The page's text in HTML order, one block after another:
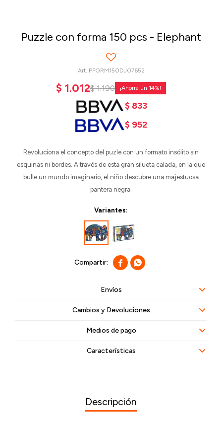
Puzzle con forma 150 pcs - Elephant
PFORM150DJ07652
$ 1.012$ 1.190 14
$ 833
$ 952
Revoluciona el concepto del puzle con un formato insólito sin
esquinas ni bordes. A través de esta gran silueta calada, en la que
bulle un mundo imaginario, el niño descubre una majestuosa
pantera negra.
Variantes:
 
Envíos
Cambios y Devoluciones
Medios de pago
Características
Descripción